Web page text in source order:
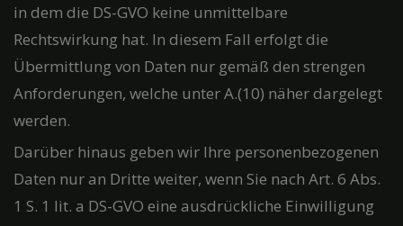
in dem die DS-GVO keine unmittelbare
Rechtswirkung hat. In diesem Fall erfolgt die
Übermittlung von Daten nur gemäß den strengen
Anforderungen, welche unter A.(10) näher dargelegt
werden.
Darüber hinaus geben wir Ihre personenbezogenen
Daten nur an Dritte weiter, wenn Sie nach Art. 6 Abs.
1 S. 1 lit. a DS-GVO eine ausdrückliche Einwilligung